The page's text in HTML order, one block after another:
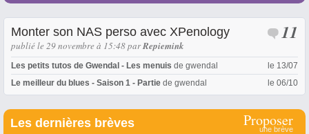
11
Monter son NAS perso avec XPenology
publié le 29 novembre à 15:48parRepiemink
le 13/07
Les petits tutos de Gwendal - Les menuis de gwendal
le 06/10
Le meilleur du blues - Saison 1 - Partie de gwendal
Proposer
une brève
Les dernières brèves